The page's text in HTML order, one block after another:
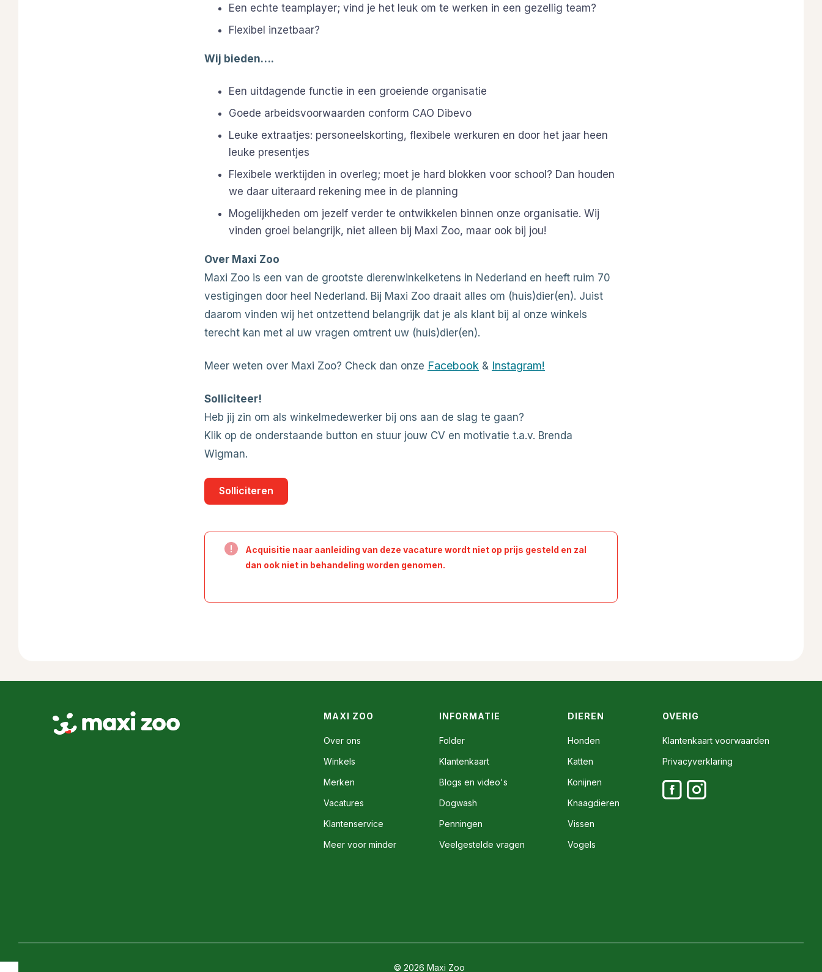
Een echte teamplayer; vind je het leuk om te werken in een gezellig team?
Flexibel inzetbaar?
Wij bieden….
Een uitdagende functie in een groeiende organisatie
Goede arbeidsvoorwaarden conform CAO Dibevo
Leuke extraatjes: personeelskorting, flexibele werkuren en door het jaar heen
leuke presentjes
Flexibele werktijden in overleg; moet je hard blokken voor school? Dan houden
we daar uiteraard rekening mee in de planning
Mogelijkheden om jezelf verder te ontwikkelen binnen onze organisatie. Wij
vinden groei belangrijk, niet alleen bij Maxi Zoo, maar ook bij jou!
Over Maxi Zoo
Maxi Zoo is een van de grootste dierenwinkelketens in Nederland en heeft ruim 70
vestigingen door heel Nederland. Bij Maxi Zoo draait alles om (huis)dier(en). Juist
daarom vinden wij het ontzettend belangrijk dat je als klant bij al onze winkels
terecht kan met al uw vragen omtrent uw (huis)dier(en).
Meer weten over Maxi Zoo? Check dan onze Facebook & Instagram!
Solliciteer!
Heb jij zin om als winkelmedewerker bij ons aan de slag te gaan?
Klik op de onderstaande button en stuur jouw CV en motivatie t.a.v. Brenda
Wigman.
Solliciteren
Acquisitie naar aanleiding van deze vacature wordt niet op prijs gesteld en zal
dan ook niet in behandeling worden genomen.
MAXI ZOO
Over ons
Winkels
Merken
Vacatures
Klantenservice
Meer voor minder
INFORMATIE
Folder
Klantenkaart
Blogs en video's
Dogwash
Penningen
Veelgestelde vragen
DIEREN
Honden
Katten
Konijnen
Knaagdieren
Vissen
Vogels
OVERIG
Klantenkaart voorwaarden
Privacyverklaring
© 2026 Maxi Zoo